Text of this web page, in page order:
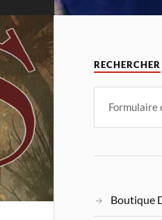
RECHERCHER
Boutique